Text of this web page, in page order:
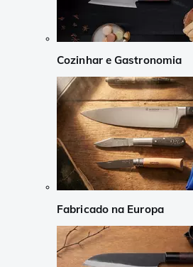
Cozinhar e Gastronomia
Fabricado na Europa